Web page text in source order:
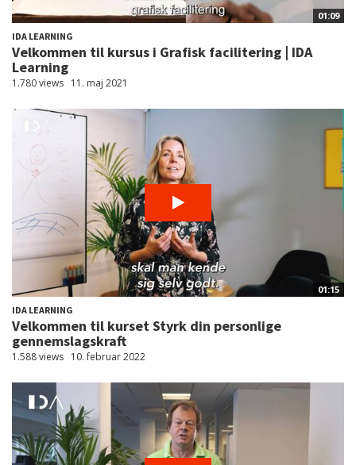
01:09
IDA LEARNING
Velkommen til kursus i Grafisk facilitering | IDA
Learning
1.780 views 11. maj 2021
01:15
IDA LEARNING
Velkommen til kurset Styrk din personlige
gennemslagskraft
1.588 views 10. februar 2022